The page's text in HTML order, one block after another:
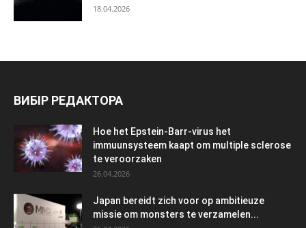
18.04.2026
ВИБІР РЕДАКТОРА
Hoe het Epstein-Barr-virus het
immuunsysteem kaapt om multiple sclerose
te veroorzaken
26.04.2026
Japan bereidt zich voor op ambitieuze
missie om monsters te verzamelen...